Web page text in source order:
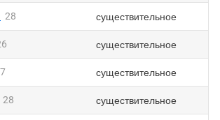
28 существительное
существительное
существительное
28 существительное